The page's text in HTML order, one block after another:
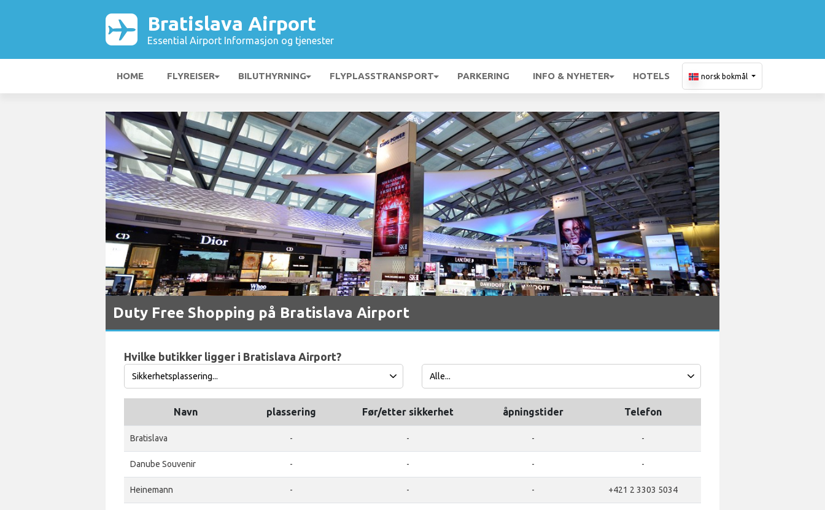
Bratislava Airport
Essential Airport Informasjon og tjenester
HOME FLYREISER BILUTHYRNING FLYPLASSTRANSPORT PARKERING INFO & NYHETER HOTELS norsk bokmål
Duty Free Shopping på Bratislava Airport
Hvilke butikker ligger i Bratislava Airport?
Navn plassering Før/etter sikkerhet åpningstider Telefon
Bratislava - - - -
Danube Souvenir - - - -
Heinemann - - - +421 2 3303 5034